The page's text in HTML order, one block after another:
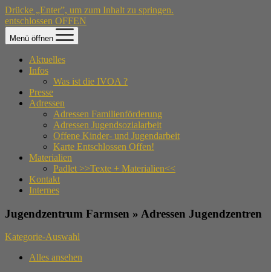
Drücke „Enter”, um zum Inhalt zu springen.
entschlossen OFFEN
Menü öffnen
Aktuelles
Infos
Was ist die IVOA ?
Presse
Adressen
Adressen Familienförderung
Adressen Jugendsozialarbeit
Offene Kinder- und Jugendarbeit
Karte Entschlossen Offen!
Materialien
Padlet >>Texte + Materialien<<
Kontakt
Internes
Jugendzentrum Farmsen » Adressen Jugendzentren
Kategorie-Auswahl
Alles ansehen